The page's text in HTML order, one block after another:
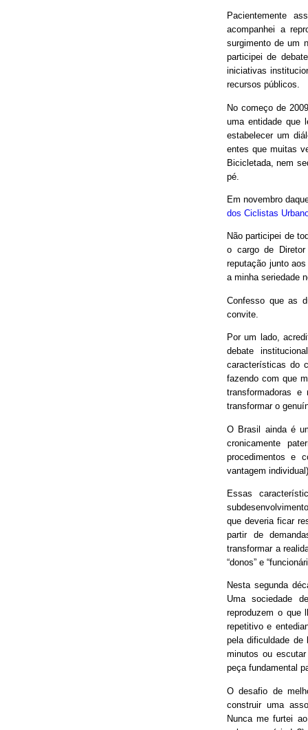
Pacientemente
acompanhei a
surgimento de um
participei de
iniciativas
recursos públicos.
No começo de
uma entidade que
estabelecer um
entes que muitas
Bicicletada, nem
pé.
Em novembro
dos Ciclistas
Não participei de
o cargo de
reputação junto
a minha seriedade
Confesso que as
convite.
Por um lado,
debate
características do
fazendo com que
transformadoras
transformar o
O Brasil ainda é
cronicamente
procedimentos e
vantagem
Essas
que deveria ficar
partir de
transformar a
“donos” e
Nesta segunda
Uma sociedade
reproduzem o que
repetitivo e
pela dificuldade
minutos ou
peça fundamental
O desafio de
construir uma
Nunca me furtei